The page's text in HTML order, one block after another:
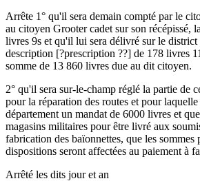
Arrête 1° qu'il sera demain compté par le
au citoyen Grooter cadet sur son récépissé,
livres 9s et qu'il lui sera délivré sur le
description [?prescription ??] de 178 livres
somme de 13 860 livres due au dit citoyen.
2° qu'il sera sur-le-champ réglé la partie de
pour la réparation des routes et pour
département un mandat de 6000 livres et
magasins militaires pour être livré aux
fabrication des baïonnettes, que les sommes
dispositions seront affectées au paiement à
Arrêté les dits jour et an